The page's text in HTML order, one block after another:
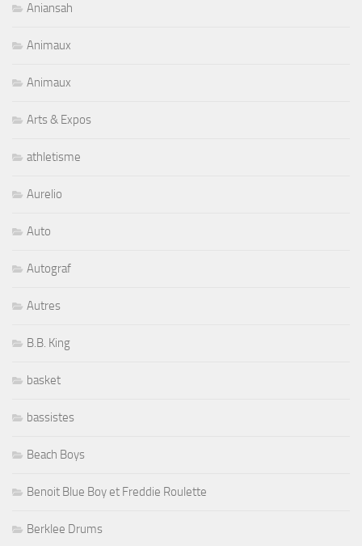
Aniansah
Animaux
Animaux
Arts & Expos
athletisme
Aurelio
Auto
Autograf
Autres
B.B. King
basket
bassistes
Beach Boys
Benoit Blue Boy et Freddie Roulette
Berklee Drums